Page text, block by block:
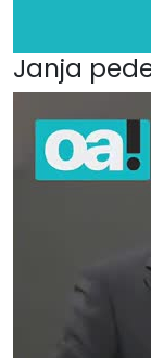
Janja